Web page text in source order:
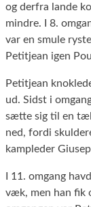
og derfra lande
mindre. I 8.
var en smule
Petitjean igen
Petitjean
ud. Sidst i
sætte sig til en
ned, fordi
kampleder
I 11. omgang
væk, men han fik